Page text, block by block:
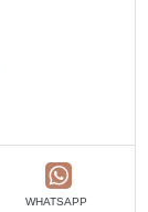
WHATSAPP